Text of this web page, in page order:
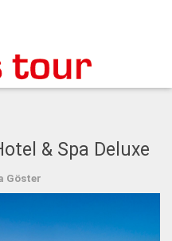
& Spa Deluxe
Göster